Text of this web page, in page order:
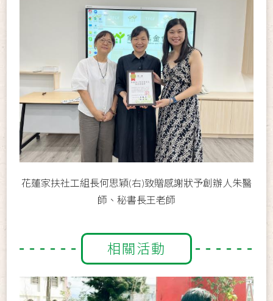
花蓮家扶社工組長何思穎(右)致贈感謝狀予創辦人朱醫
師、秘書長王老師
相關活動